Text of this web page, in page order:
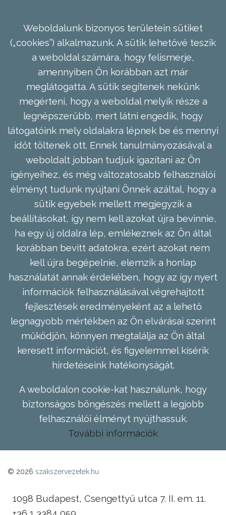
Weboldalunk bizonyos területein sütiket
(„cookies”) alkalmazunk. A sütik lehetővé teszik
a weboldal számára, hogy felismerje,
amennyiben Ön korábban azt már
meglátogatta. A sütik segítenek nekünk
megérteni, hogy a weboldal melyik része a
legnépszerűbb, mert látni engedik, hogy
látogatóink mely oldalakra lépnek be és mennyi
időt töltenek ott. Ennek tanulmányozásával a
weboldalt jobban tudjuk igazítani az Ön
igényeihez, és még változatosabb felhasználói
élményt tudunk nyújtani Önnek azáltal, hogy a
sütik egyebek mellett megjegyzik a
beállításokat, így nem kell azokat újra bevinnie,
ha egy új oldalra lép, emlékeznek az Ön által
korábban bevitt adatokra, ezért azokat nem
kell újra begépelnie, elemzik a honlap
használatát annak érdekében, hogy az így nyert
információk felhasználásával végrehajtott
fejlesztések eredményeként az a lehető
legnagyobb mértékben az Ön elvárásai szerint
működjön, könnyen megtalálja az Ön által
keresett információt, és figyelemmel kísérik
hirdetéseink hatékonyságát.
A weboldalon cookie-kat használunk, hogy
biztonságos böngészés mellett a legjobb
felhasználói élményt nyújthassuk.
További információk
© 2026 szakszervezetek.hu
1098 Budapest, Csengettyű utca 7. II. em. 11.